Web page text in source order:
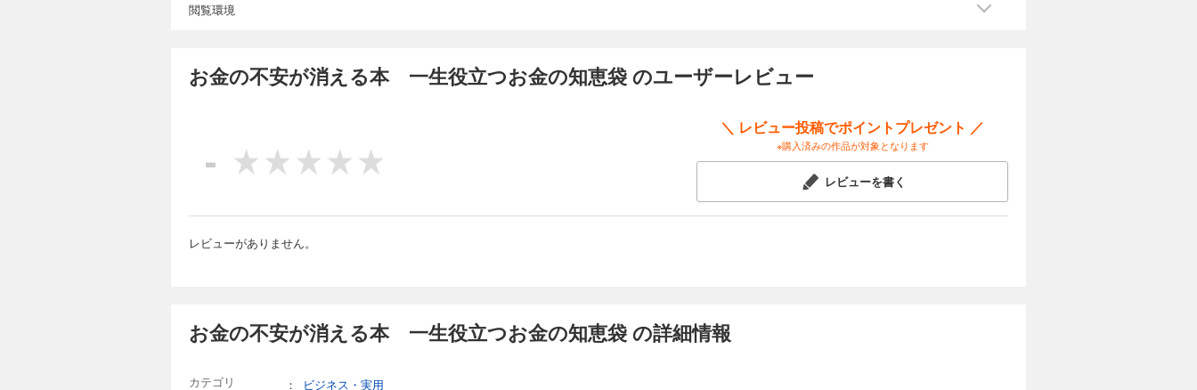
閲覧環境
お金の不安が消える本 一生役立つお金の知恵袋 のユーザーレビュー
-
＼ レビュー投稿でポイントプレゼント ／
※購入済みの作品が対象となります
レビューを書く
レビューがありません。
お金の不安が消える本 一生役立つお金の知恵袋 の詳細情報
カテゴリ ：
ビジネス・実用